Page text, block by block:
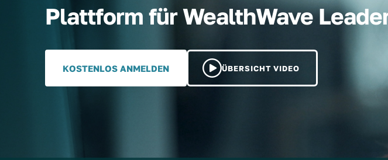
Plattform für WealthWave
KOSTENLOS ANMELDEN ÜBERSICHT VIDEO